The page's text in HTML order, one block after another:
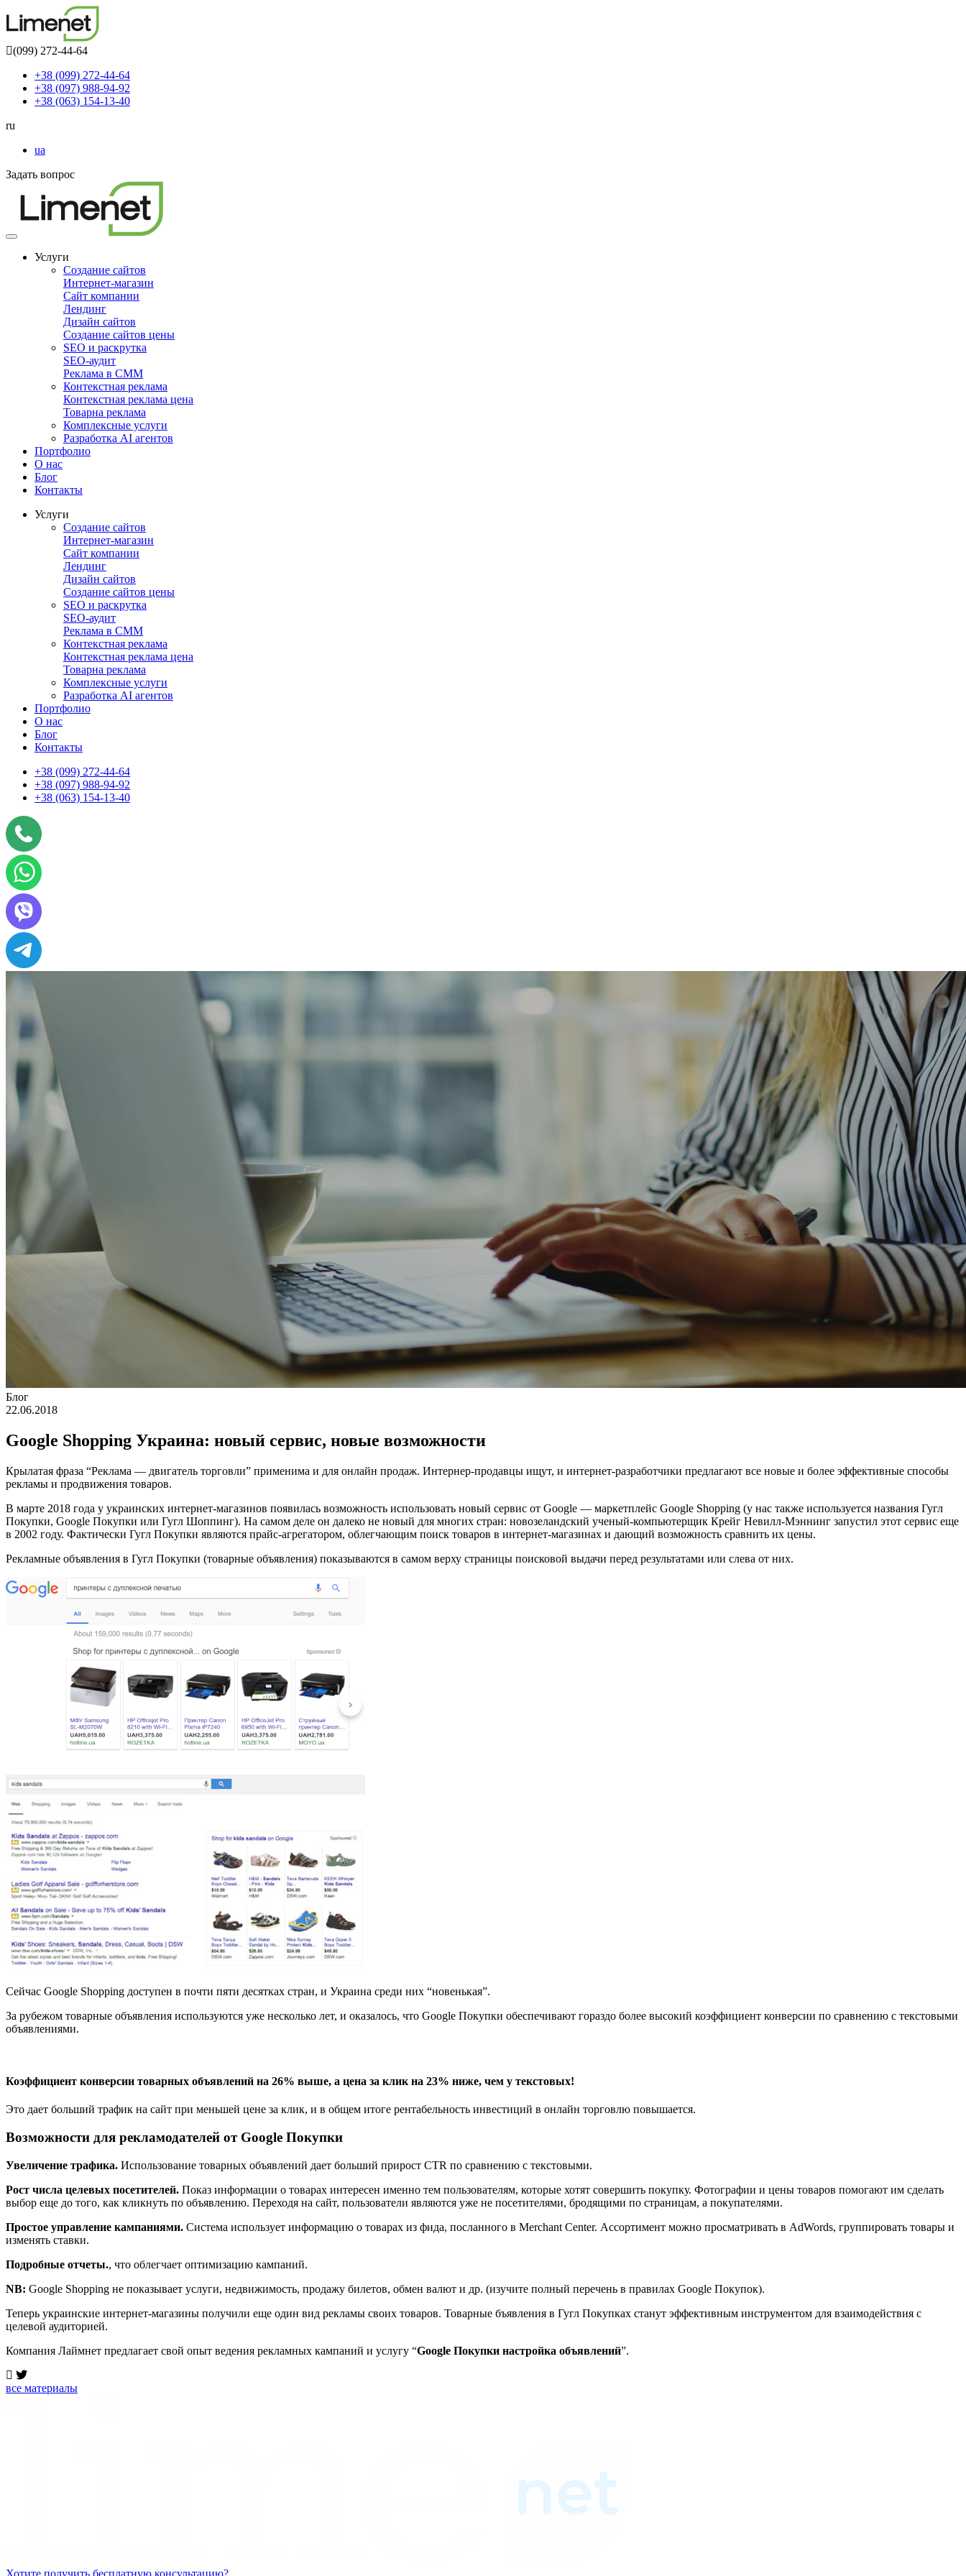
(099) 272-44-64
+38 (099) 272-44-64
+38 (097) 988-94-92
+38 (063) 154-13-40
ru
ua
Задать вопрос
Toggle
navigationУслуги
Создание сайтов
Интернет-магазин
Сайт компании
Лендинг
Дизайн сайтов
Создание сайтов цены
SEO и раскрутка
SEO-аудит
Реклама в СММ
Контекстная реклама
Контекстная реклама цена
Товарна реклама
Комплексные услуги
Разработка AI агентов
Портфолио
О нас
Блог
Контакты
Услуги
Создание сайтов
Интернет-магазин
Сайт компании
Лендинг
Дизайн сайтов
Создание сайтов цены
SEO и раскрутка
SEO-аудит
Реклама в СММ
Контекстная реклама
Контекстная реклама цена
Товарна реклама
Комплексные услуги
Разработка AI агентов
Портфолио
О нас
Блог
Контакты
+38 (099) 272-44-64
+38 (097) 988-94-92
+38 (063) 154-13-40
Блог
22.06.2018
Google Shopping Украина: новый сервис, новые возможности
Крылатая фраза “Реклама — двигатель торговли” применима и для онлайн продаж. Интернер-продавцы ищут, и интернет-разработчики предлагают все новые и более эффективные способы
рекламы и продвижения товаров.
В марте 2018 года у украинских интернет-магазинов появилась возможность использовать новый сервис от Google — маркетплейс Google Shopping (у нас также используется названия Гугл
Покупки, Google Покупки или Гугл Шоппинг). На самом деле он далеко не новый для многих стран: новозеландский ученый-компьютерщик Крейг Невилл-Мэннинг запустил этот сервис еще
в 2002 году. Фактически Гугл Покупки являются прайс-агрегатором, облегчающим поиск товаров в интернет-магазинах и дающий возможность сравнить их цены.
Рекламные объявления в Гугл Покупки (товарные объявления) показываются в самом верху страницы поисковой выдачи перед результатами или слева от них.
Сейчас Google Shopping доступен в почти пяти десятках стран, и Украина среди них “новенькая”.
За рубежом товарные объявления используются уже несколько лет, и оказалось, что Google Покупки обеспечивают гораздо более высокий коэффициент конверсии по сравнению с текстовыми
объявлениями.
Коэффициент конверсии товарных объявлений на 26% выше, а цена за клик на 23% ниже, чем у текстовых!
Это дает больший трафик на сайт при меньшей цене за клик, и в общем итоге рентабельность инвестиций в онлайн торговлю повышается.
Возможности для рекламодателей от Google Покупки
Увеличение трафика. Использование товарных объявлений дает больший прирост CTR по сравнению с текстовыми.
Рост числа целевых посетителей. Показ информации о товарах интересен именно тем пользователям, которые хотят совершить покупку. Фотографии и цены товаров помогают им сделать
выбор еще до того, как кликнуть по объявлению. Переходя на сайт, пользователи являются уже не посетителями, бродящими по страницам, а покупателями.
Простое управление кампаниями. Система использует информацию о товарах из фида, посланного в Merchant Center. Ассортимент можно просматривать в AdWords, группировать товары и
изменять ставки.
Подробные отчеты., что облегчает оптимизацию кампаний.
NB: Google Shopping не показывает услуги, недвижимость, продажу билетов, обмен валют и др. (изучите полный перечень в правилах Google Покупок).
Теперь украинские интернет-магазины получили еще один вид рекламы своих товаров. Товарные бъявления в Гугл Покупках станут эффективным инструментом для взаимодействия с
целевой аудиторией.
Компания Лаймнет предлагает свой опыт ведения рекламных кампаний и услугу “Google Покупки настройка объявлений”.
все материалы
Хотите получить бесплатную консультацию?